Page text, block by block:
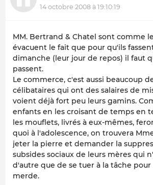
14 octobre 2008 à 19:10:19
MM. Bertrand & Chatel sont comme
évacuent le fait que pour qu'ils
dimanche (leur jour de repos) il faut
passent.
Le commerce, c'est aussi beaucoup
célibataires qui ont des salaires de
voient déjà fort peu leurs gamins.
enfants en les croisant de temps en
les mouflets, livrés à eux-mêmes,
quoi à l'adolescence, on trouvera
jeter la pierre et demander la
subsides sociaux de leurs mères qui
d'autre que de se tuer à la tâche pour
merde.